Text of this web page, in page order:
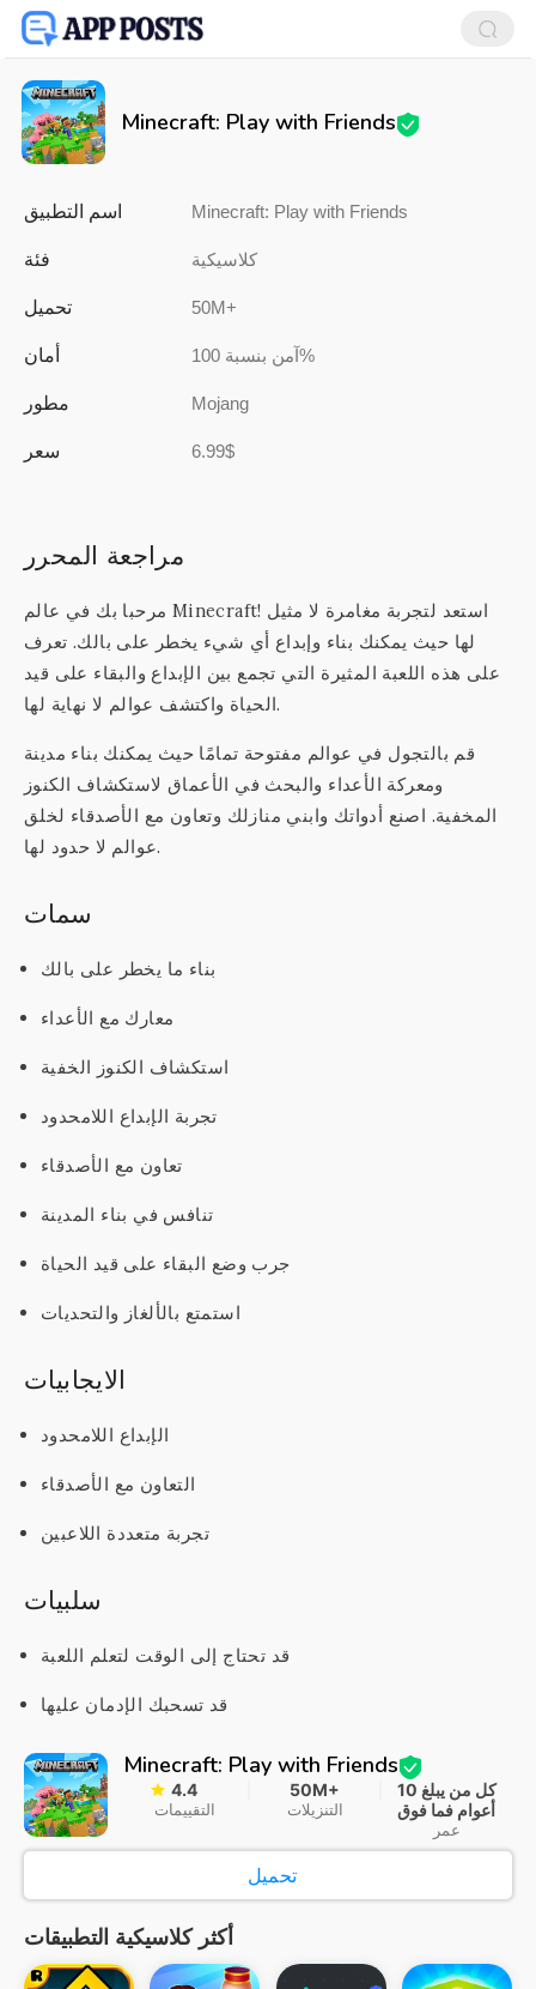
Minecraft: Play with Friends
اسم التطبيق Minecraft: Play with Friends
فئة كلاسيكية
تحميل 50M+
أمان آمن بنسبة 100%
مطور Mojang
سعر 6.99$
مراجعة المحرر
مرحبا بك في عالم Minecraft! استعد لتجربة مغامرة لا مثيل
لها حيث يمكنك بناء وإبداع أي شيء يخطر على بالك. تعرف
على هذه اللعبة المثيرة التي تجمع بين الإبداع والبقاء على قيد
الحياة واكتشف عوالم لا نهاية لها.
قم بالتجول في عوالم مفتوحة تمامًا حيث يمكنك بناء مدينة
ومعركة الأعداء والبحث في الأعماق لاستكشاف الكنوز
المخفية. اصنع أدواتك وابني منازلك وتعاون مع الأصدقاء لخلق
عوالم لا حدود لها.
سمات
بناء ما يخطر على بالك
معارك مع الأعداء
استكشاف الكنوز الخفية
تجربة الإبداع اللامحدود
تعاون مع الأصدقاء
تنافس في بناء المدينة
جرب وضع البقاء على قيد الحياة
استمتع بالألغاز والتحديات
الايجابيات
الإبداع اللامحدود
التعاون مع الأصدقاء
تجربة متعددة اللاعبين
سلبيات
قد تحتاج إلى الوقت لتعلم اللعبة
قد تسحبك الإدمان عليها
Minecraft: Play with Friends
4.4
التقييمات
50M+
التنزيلات
كل من يبلغ 10
أعوام فما فوق
عمر
تحميل
أكثر كلاسيكية التطبيقات